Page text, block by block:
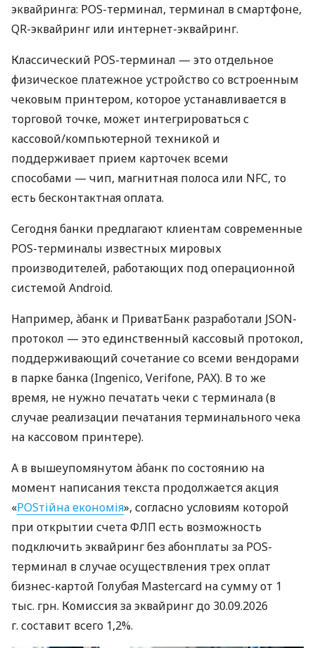
эквайринга: POS-терминал, терминал в смартфоне,
QR-эквайринг или интернет-эквайринг.
Классический POS-терминал — это отдельное
физическое платежное устройство со встроенным
чековым принтером, которое устанавливается в
торговой точке, может интегрироваться с
кассовой/компьютерной техникой и
поддерживает прием карточек всеми
способами — чип, магнитная полоса или NFC, то
есть бесконтактная оплата.
Сегодня банки предлагают клиентам современные
POS-терминалы известных мировых
производителей, работающих под операционной
системой Android.
Например, àбанк и ПриватБанк разработали JSON-
протокол — это единственный кассовый протокол,
поддерживающий сочетание со всеми вендорами
в парке банка (Ingenico, Verifone, PAX). В то же
время, не нужно печатать чеки с терминала (в
случае реализации печатания терминального чека
на кассовом принтере).
А в вышеупомянутом àбанк по состоянию на
момент написания текста продолжается акция
«POSтійна економія», согласно условиям которой
при открытии счета ФЛП есть возможность
подключить эквайринг без абонплаты за POS-
терминал в случае осуществления трех оплат
бизнес-картой Голубая Mastercard на сумму от 1
тыс. грн. Комиссия за эквайринг до 30.09.2026
г. составит всего 1,2%.